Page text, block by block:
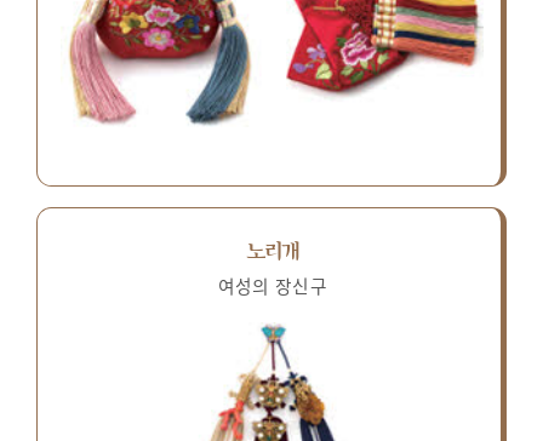
노리개
여성의 장신구